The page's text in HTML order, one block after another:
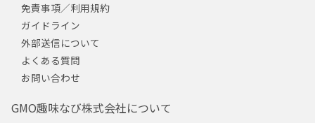
免責事項／利用規約
ガイドライン
外部送信について
よくある質問
お問い合わせ
GMO趣味なび株式会社について